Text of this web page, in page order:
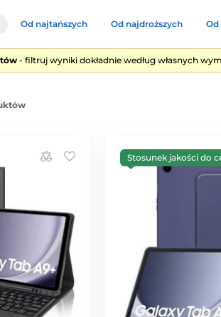
Od najtańszych Od najdroższych Od
- filtruj wyniki dokładnie według własnych
Stosunek jakości do